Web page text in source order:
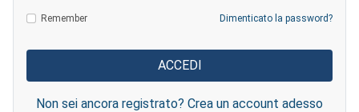
Remember Dimenticato la password?
Non sei ancora registrato? Crea un account adesso